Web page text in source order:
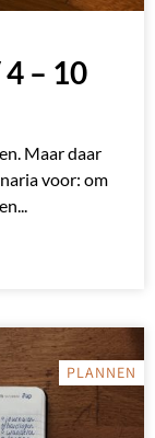
– 10
Maar daar
voor: om
PLANNEN